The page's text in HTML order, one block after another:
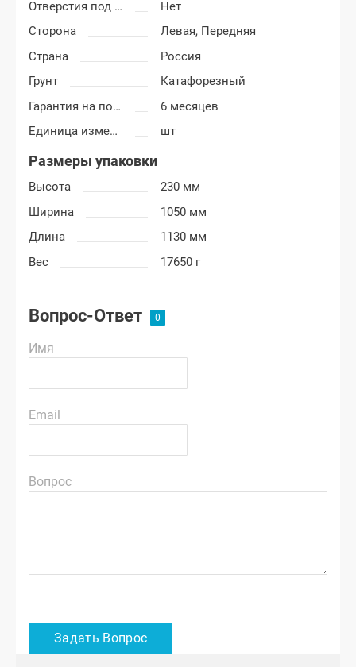
Отверстия под молдинг
Нет
Сторона
Левая, Передняя
Страна
Россия
Грунт
Катафорезный
Гарантия на покраску
6 месяцев
Единица измерения
шт
Размеры упаковки
Высота
230 мм
Ширина
1050 мм
Длина
1130 мм
Вес
17650 г
Вопрос-Ответ
Имя
Email
Вопрос